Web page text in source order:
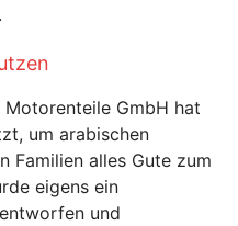
GmbH hat
um arabischen
Familien alles Gute zum
eigens ein
und